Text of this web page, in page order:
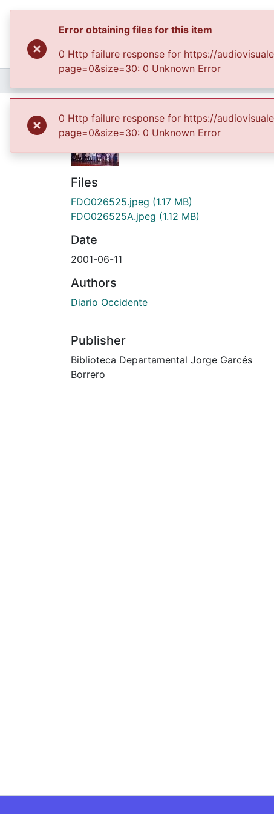
Escuela y Coleguios
Files
FDO026525.jpeg (1.17 MB)
FDO026525A.jpeg (1.12 MB)
Date
2001-06-11
Authors
Diario Occidente
Publisher
Biblioteca Departamental Jorge Garcés
Borrero
Error obtaining files for this item
0 Http failure response for https://
page=0&size=30: 0 Unknown Error
0 Http failure response for https://
page=0&size=30: 0 Unknown Error